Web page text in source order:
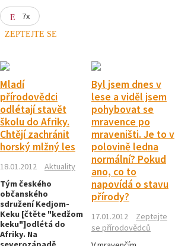
7x
ZEPTEJTE SE
Mladí
přírodovědci
odlétají stavět
školu do Afriky.
Chtějí zachránit
horský mlžný les
18.01.2012
Aktuality
Tým českého
občanského
sdružení Kedjom-
Keku [čtěte "kedžom
keku"]odlétá do
Afriky. Na
Byl jsem dnes v
lese a viděl jsem
pohybovat se
mravence po
mraveništi. Je to v
polovině ledna
normální? Pokud
ano, co to
napovídá o stavu
přírody?
17.01.2012
Zeptejte
se přírodovědců